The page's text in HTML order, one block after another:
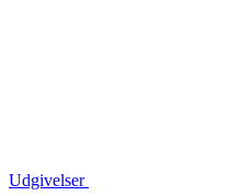
Udgivelser